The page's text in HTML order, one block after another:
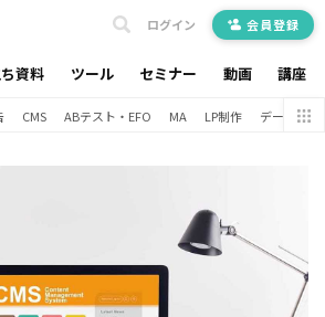
資料 ツール セミナー 動画 講座
ログイン 会員登録
CMS ABテスト・EFO MA LP制作 データ分析